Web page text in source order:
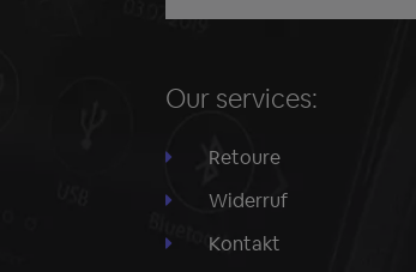
Our services:
Retoure
Widerruf
Kontakt